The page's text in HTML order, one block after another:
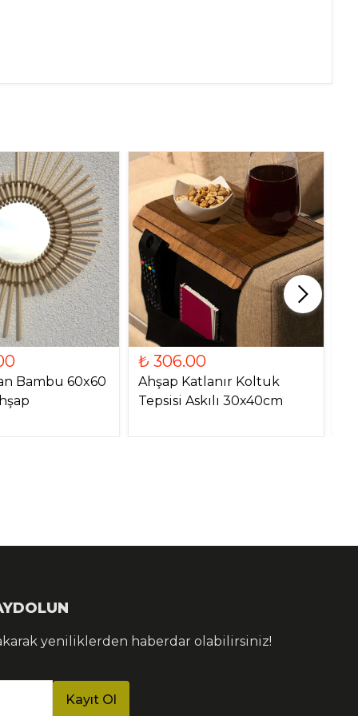
Bambu 60x60
₺ 306.00
Ahşap Katlanır Koltuk
Tepsisi Askılı 30x40cm
yeniliklerden haberdar olabilirsiniz!
Kayıt Ol